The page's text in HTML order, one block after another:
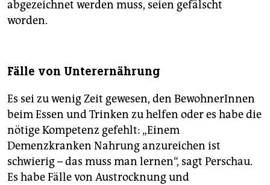
abgezeichnet werden muss, seien gefälscht
worden.
Fälle von Unterernährung
Es sei zu wenig Zeit gewesen, den BewohnerInnen
beim Essen und Trinken zu helfen oder es habe die
nötige Kompetenz gefehlt: „Einem
Demenzkranken Nahrung anzureichen ist
schwierig – das muss man lernen“, sagt Perschau.
Es habe Fälle von Austrocknung und